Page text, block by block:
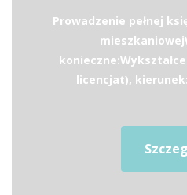
Prowadzenie pełnej
licencjat),